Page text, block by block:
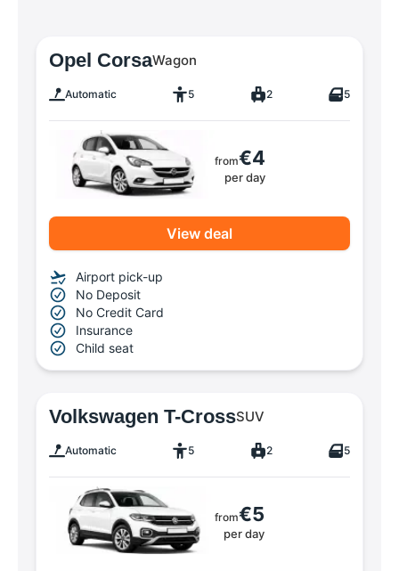
Opel CorsaWagon
Automatic 5 2 5
from€4
per day
View deal
Airport pick-up
No Deposit
No Credit Card
Insurance
Child seat
Volkswagen T-CrossSUV
Automatic 5 2 5
from€5
per day